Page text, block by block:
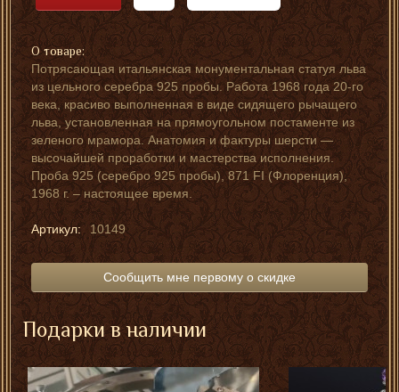
О товаре:
Потрясающая итальянская монументальная статуя льва
из цельного серебра 925 пробы. Работа 1968 года 20-го
века, красиво выполненная в виде сидящего рычащего
льва, установленная на прямоугольном постаменте из
зеленого мрамора. Анатомия и фактуры шерсти —
высочайшей проработки и мастерства исполнения.
Проба 925 (серебро 925 пробы), 871 FI (Флоренция),
1968 г. – настоящее время.
Артикул: 10149
Сообщить мне первому о скидке
Подарки в наличии